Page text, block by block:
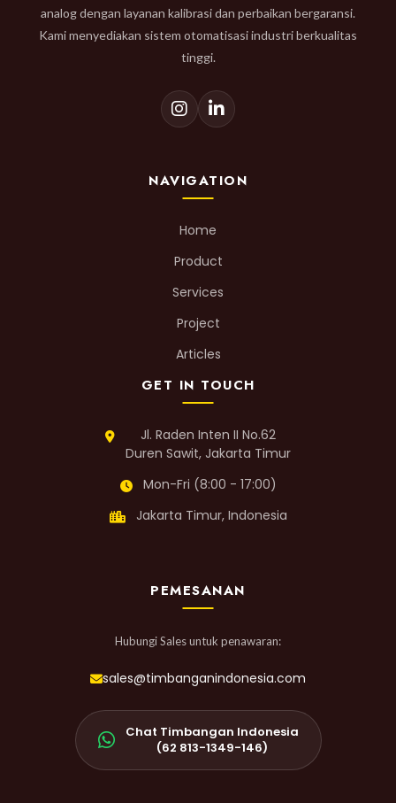
analog dengan layanan kalibrasi dan perbaikan bergaransi.
Kami menyediakan sistem otomatisasi industri berkualitas
tinggi.
NAVIGATION
Home
Product
Services
Project
Articles
GET IN TOUCH
Jl. Raden Inten II No.62
Duren Sawit, Jakarta Timur
Mon-Fri (8:00 - 17:00)
Jakarta Timur, Indonesia
PEMESANAN
Hubungi Sales untuk penawaran:
sales@timbanganindonesia.com
Chat Timbangan Indonesia
(62 813-1349-146)